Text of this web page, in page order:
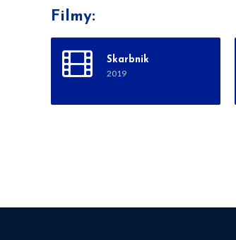
Filmy:
Skarbnik
2019